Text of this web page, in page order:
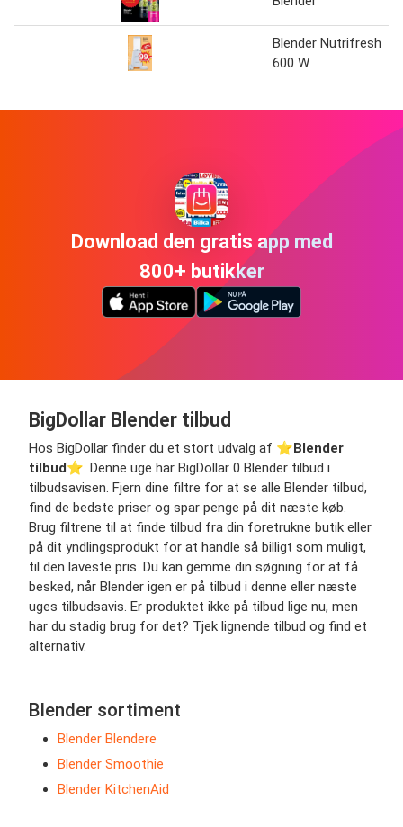
Blender Nutrifresh
600 W
Download den gratis app med
800+ butikker
BigDollar Blender tilbud
Hos BigDollar finder du et stort udvalg af ⭐️Blender
tilbud⭐️. Denne uge har BigDollar 0 Blender tilbud i
tilbudsavisen. Fjern dine filtre for at se alle Blender tilbud,
find de bedste priser og spar penge på dit næste køb.
Brug filtrene til at finde tilbud fra din foretrukne butik eller
på dit yndlingsprodukt for at handle så billigt som muligt,
til den laveste pris. Du kan gemme din søgning for at få
besked, når Blender igen er på tilbud i denne eller næste
uges tilbudsavis. Er produktet ikke på tilbud lige nu, men
har du stadig brug for det? Tjek lignende tilbud og find et
alternativ.
Blender sortiment
Blender Blendere
Blender Smoothie
Blender KitchenAid